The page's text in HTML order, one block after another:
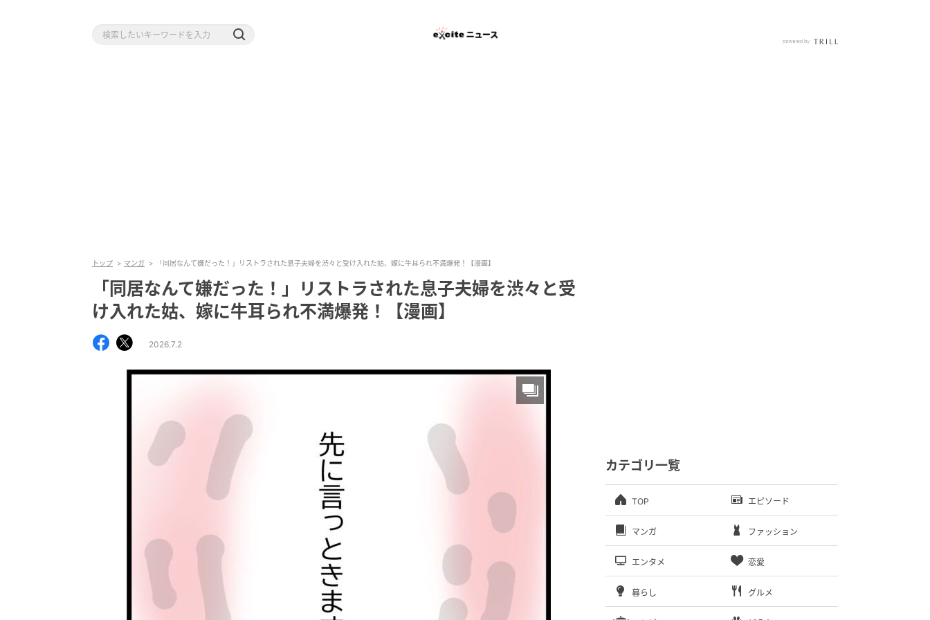
トップ マンガ 「同居なんて嫌だった！」リストラされた息子夫婦を渋々と受け入れた姑、嫁に牛耳られ不満爆発！【漫画】
「同居なんて嫌だった！」リストラされた息子夫婦を渋々と受
け入れた姑、嫁に牛耳られ不満爆発！【漫画】
2026.7.2
カテゴリ一覧
TOP エピソード
マンガ ファッション
エンタメ 恋愛
暮らし グルメ